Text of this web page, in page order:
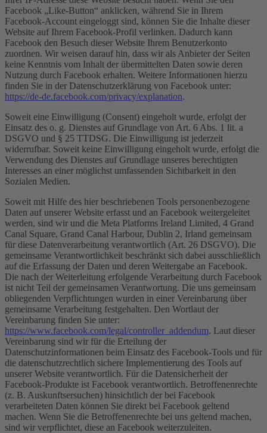
Facebook „Like-Button“ anklicken, während Sie in Ihrem
Facebook-Account eingeloggt sind, können Sie die Inhalte dieser
Website auf Ihrem Facebook-Profil verlinken. Dadurch kann
Facebook den Besuch dieser Website Ihrem Benutzerkonto
zuordnen. Wir weisen darauf hin, dass wir als Anbieter der Seiten
keine Kenntnis vom Inhalt der übermittelten Daten sowie deren
Nutzung durch Facebook erhalten. Weitere Informationen hierzu
finden Sie in der Datenschutzerklärung von Facebook unter:
https://de-de.facebook.com/privacy/explanation.
Soweit eine Einwilligung (Consent) eingeholt wurde, erfolgt der
Einsatz des o. g. Dienstes auf Grundlage von Art. 6 Abs. 1 lit. a
DSGVO und § 25 TTDSG. Die Einwilligung ist jederzeit
widerrufbar. Soweit keine Einwilligung eingeholt wurde, erfolgt die
Verwendung des Dienstes auf Grundlage unseres berechtigten
Interesses an einer möglichst umfassenden Sichtbarkeit in den
Sozialen Medien.
Soweit mit Hilfe des hier beschriebenen Tools personenbezogene
Daten auf unserer Website erfasst und an Facebook weitergeleitet
werden, sind wir und die Meta Platforms Ireland Limited, 4 Grand
Canal Square, Grand Canal Harbour, Dublin 2, Irland gemeinsam
für diese Datenverarbeitung verantwortlich (Art. 26 DSGVO). Die
gemeinsame Verantwortlichkeit beschränkt sich dabei ausschließlich
auf die Erfassung der Daten und deren Weitergabe an Facebook.
Die nach der Weiterleitung erfolgende Verarbeitung durch Facebook
ist nicht Teil der gemeinsamen Verantwortung. Die uns gemeinsam
obliegenden Verpflichtungen wurden in einer Vereinbarung über
gemeinsame Verarbeitung festgehalten. Den Wortlaut der
Vereinbarung finden Sie unter:
https://www.facebook.com/legal/controller_addendum. Laut dieser
Vereinbarung sind wir für die Erteilung der
Datenschutzinformationen beim Einsatz des Facebook-Tools und für
die datenschutzrechtlich sichere Implementierung des Tools auf
unserer Website verantwortlich. Für die Datensicherheit der
Facebook-Produkte ist Facebook verantwortlich. Betroffenenrechte
(z. B. Auskunftsersuchen) hinsichtlich der bei Facebook
verarbeiteten Daten können Sie direkt bei Facebook geltend
machen. Wenn Sie die Betroffenenrechte bei uns geltend machen,
sind wir verpflichtet, diese an Facebook weiterzuleiten.